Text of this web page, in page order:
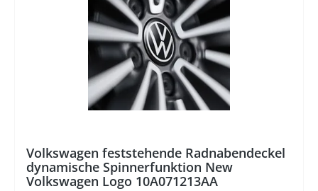
Volkswagen feststehende Radnabendeckel
dynamische Spinnerfunktion New
Volkswagen Logo 10A071213AA